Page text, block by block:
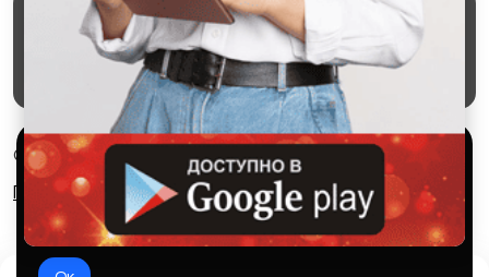
Маркеты Блог
О проекте
Служба поддержки
Удаление аккаунта
Партнерка
© 2026 SALEX МАРКЕТ
Правила сервиса
Конфиденциальность
Используем куки и рекомендательные
технологии
Это чтобы сайт работал лучше. Оставаясь с нами, вы
соглашаетесь на использование файлов куки.